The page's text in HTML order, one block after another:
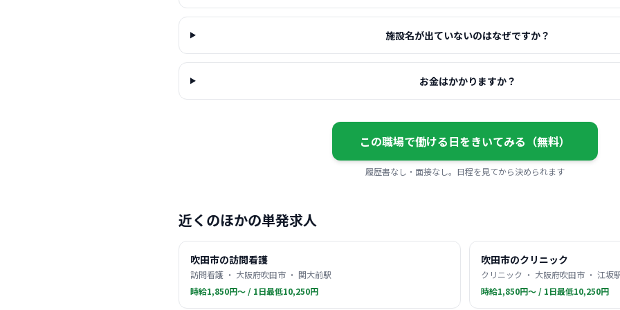
施設名が出ていないのはなぜですか？
お金はかかりますか？
この職場で働ける日をきいてみる（無料）
履歴書なし・面接なし。日程を見てから決められます
近くのほかの単発求人
吹田市の訪問看護
訪問看護 ・ 大阪府吹田市 ・ 関大前駅
時給1,850円〜 / 1日最低10,250円
吹田市のクリニック
クリニック ・ 大阪府吹田市 ・ 江坂
時給1,850円〜 / 1日最低10,250円